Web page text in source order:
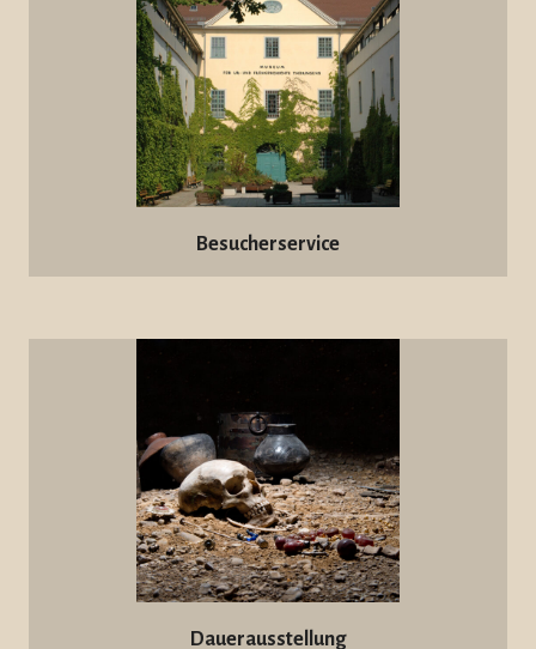
Besucherservice
Dauerausstellung